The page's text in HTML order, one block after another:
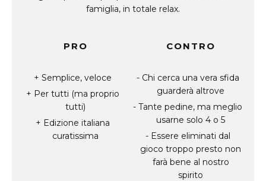
famiglia, in totale relax.
PRO
Semplice, veloce
Per tutti (ma proprio
tutti)
Edizione italiana
curatissima
CONTRO
Chi cerca una vera sfida
guarderà altrove
Tante pedine, ma meglio
usarne solo 4 o 5
Essere eliminati dal
gioco troppo presto non
farà bene al nostro
spirito